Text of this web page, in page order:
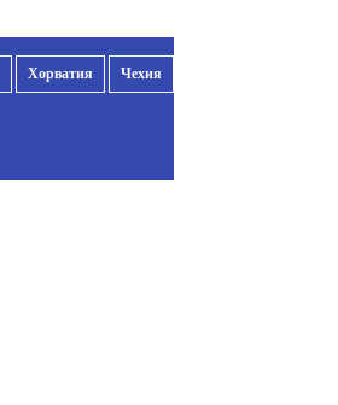
Хорватия Чехия